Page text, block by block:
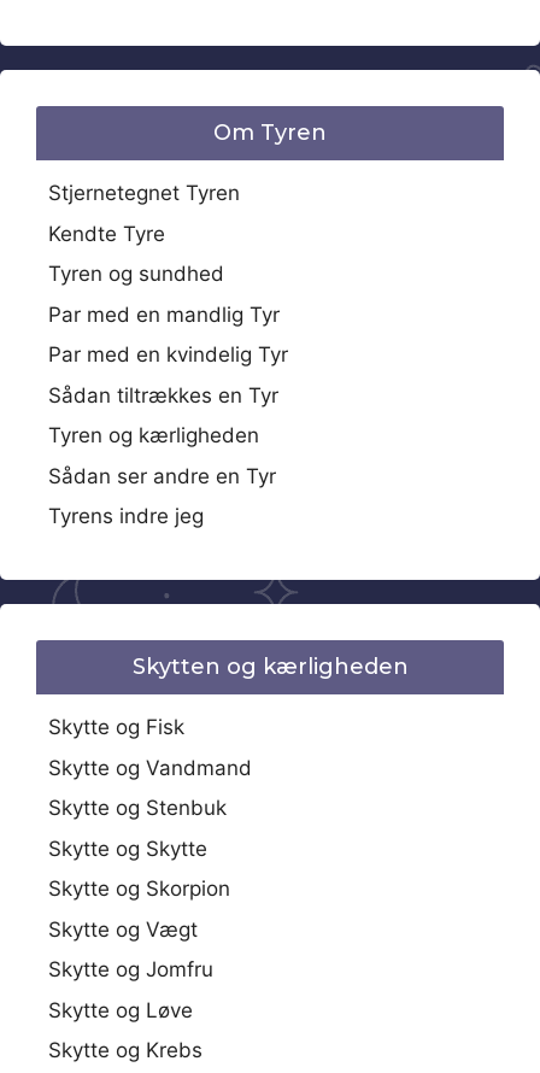
Om Tyren
Stjernetegnet Tyren
Kendte Tyre
Tyren og sundhed
Par med en mandlig Tyr
Par med en kvindelig Tyr
Sådan tiltrækkes en Tyr
Tyren og kærligheden
Sådan ser andre en Tyr
Tyrens indre jeg
Skytten og kærligheden
Skytte og Fisk
Skytte og Vandmand
Skytte og Stenbuk
Skytte og Skytte
Skytte og Skorpion
Skytte og Vægt
Skytte og Jomfru
Skytte og Løve
Skytte og Krebs